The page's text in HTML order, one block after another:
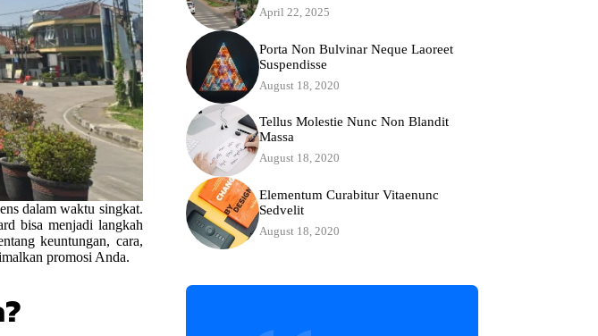
dalam waktu singkat.
bisa menjadi langkah
keuntungan, cara,
promosi Anda.
April 22, 2025
Porta Non Bulvinar Neque Laoreet
Suspendisse
August 18, 2020
Tellus Molestie Nunc Non Blandit
Massa
August 18, 2020
Elementum Curabitur Vitaenunc
Sedvelit
August 18, 2020